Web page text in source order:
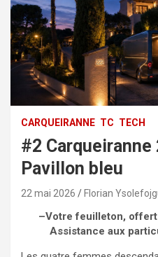
CARQUEIRANNE TC TECH
#2 Carqueiranne
Pavillon bleu
22 mai 2026 Florian
–Votre feuilleton,
Assistance aux